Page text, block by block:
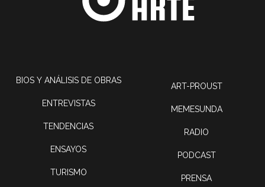
BIOS Y ANÁLISIS DE OBRAS
ENTREVISTAS
TENDENCIAS
ENSAYOS
TURISMO
ART-PROUST
MEMESUNDA
RADIO
PODCAST
PRENSA